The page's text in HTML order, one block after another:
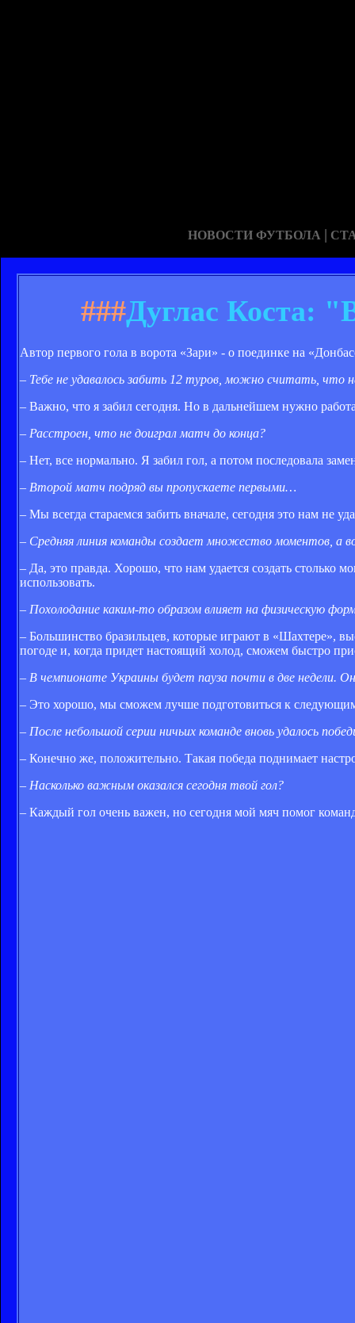
НОВОСТИ ФУТБОЛА |
###Дуглас Коста:
Автор первого гола в ворота «Зари» - о поединке на
– Тебе не удавалось забить 12 туров, можно считать, что
– Важно, что я забил сегодня. Но в дальнейшем нужно
– Расстроен, что не доиграл матч до конца?
– Нет, все нормально. Я забил гол, а потом последовала
– Второй матч подряд вы пропускаете первыми…
– Мы всегда стараемся забить вначале, сегодня это нам не
– Средняя линия команды создает множество моментов, а
– Да, это правда. Хорошо, что нам удается создать столько
использовать.
– Похолодание каким-то образом влияет на физическую
– Большинство бразильцев, которые играют в «Шахтере»,
погоде и, когда придет настоящий холод, сможем быстро
– В чемпионате Украины будет пауза почти в две недели.
– Это хорошо, мы сможем лучше подготовиться к
– После небольшой серии ничьих команде вновь удалось
– Конечно же, положительно. Такая победа поднимает
– Насколько важным оказался сегодня твой гол?
– Каждый гол очень важен, но сегодня мой мяч помог